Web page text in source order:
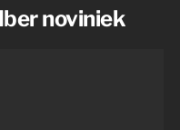
noviniek